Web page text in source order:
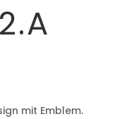
mit Emblem.